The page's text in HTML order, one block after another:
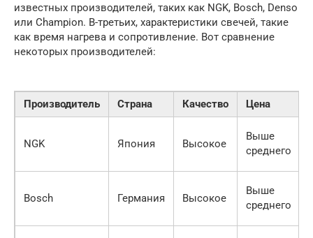
известных производителей, таких как NGK, Bosch, Denso
или Champion. В-третьих, характеристики свечей, такие
как время нагрева и сопротивление. Вот сравнение
некоторых производителей:
Производитель Страна Качество Цена
NGK Япония Высокое
Выше
среднего
Bosch Германия Высокое
Выше
среднего